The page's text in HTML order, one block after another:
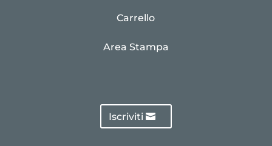
Carrello
Area Stampa
Iscriviti